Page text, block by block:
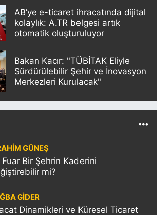
AB’ye e-ticaret ihracatında dijital
kolaylık: A.TR belgesi artık
otomatik oluşturuluyor
Bakan Kacır: "TÜBİTAK Eliyle
Sürdürülebilir Şehir ve İnovasyon
Merkezleri Kurulacak"
GÜNEŞ
Fuar Bir Şehrin Kaderini
mi?
GİDER
Dinamikleri ve Küresel Ticaret